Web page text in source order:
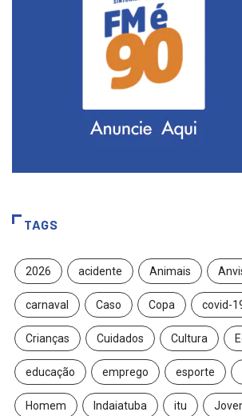
TAGS
2026 acidente Animais
carnaval Caso Copa covid-
Crianças Cuidados Cultura
educação emprego esporte
Homem Indaiatuba itu